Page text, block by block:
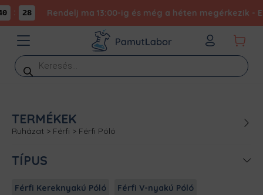
28 Rendelj ma 13:00-ig és még a héten megérkezik -
Products
search
TERMÉKEK
Ruházat > Férfi > Férfi Póló
TÍPUS
Férfi Kereknyakú Póló Férfi V-nyakú Póló